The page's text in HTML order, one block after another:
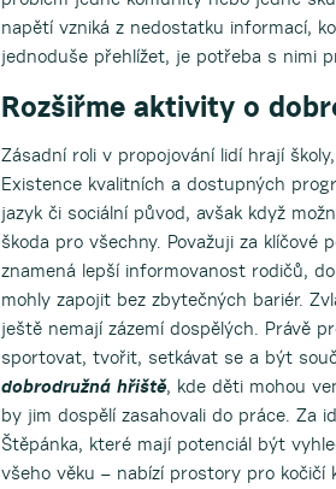
napětí vzniká z nedostatku informací,
jednoduše přehlížet, je potřeba s nimi
Rozšiřme aktivity o
Zásadní roli v propojování lidí hrají
Existence kvalitních a dostupných
jazyk či sociální původ, avšak když
škoda pro všechny. Považuji za
znamená lepší informovanost rodičů,
mohly zapojit bez zbytečných bariér.
ještě nemají zázemí dospělých. Právě
sportovat, tvořit, setkávat se a být
dobrodružná hřiště, kde děti mohou
by jim dospělí zasahovali do práce. Za
Štěpánka, které mají potenciál být
všeho věku – nabízí prostory pro kočičí